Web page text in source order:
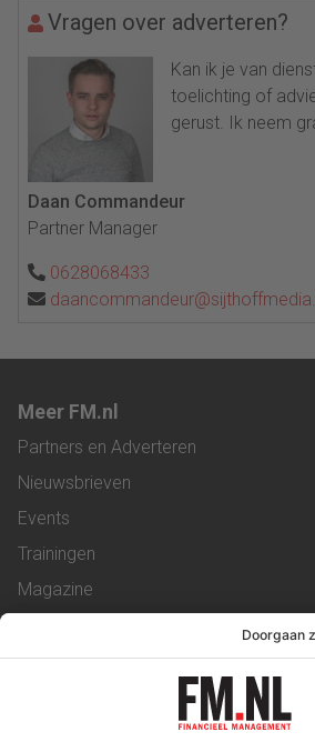
Vragen over adverteren?
Kan ik je van
toelichting of
gerust. Ik neem
Daan Commandeur
Partner Manager
0628068433
Meer FM.nl
Partners en Adverteren
Nieuwsbrieven
Events
Trainingen
Magazine
Service & Contact